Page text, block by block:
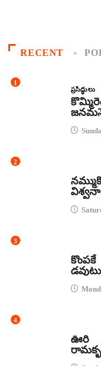
RECENT
1
ప్రసిద్ధులు
2
3
4
ఊరి